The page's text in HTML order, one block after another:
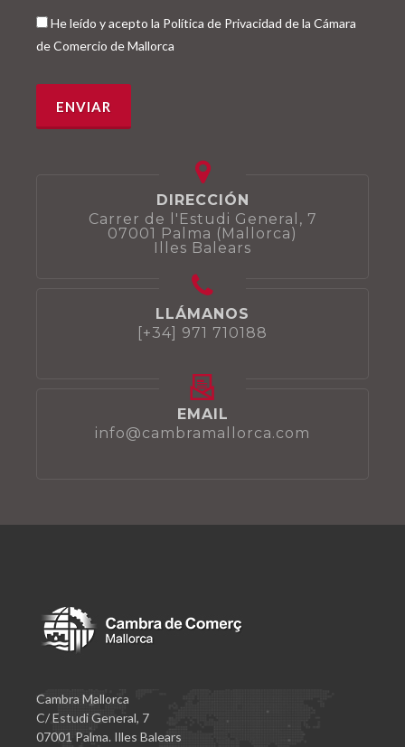
He leído y acepto la Política de Privacidad de la Cámara
de Comercio de Mallorca
DIRECCIÓN
Carrer de l'Estudi General, 7
07001 Palma (Mallorca)
Illes Balears
LLÁMANOS
[+34] 971 710188
EMAIL
info@cambramallorca.com
Cambra Mallorca
C/ Estudi General, 7
07001 Palma. Illes Balears